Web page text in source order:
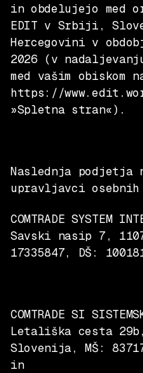
in obdelujejo med
EDIT v Srbiji,
Hercegovini v
2026 (v
med vašim obiskom
https://
»Spletna stran«).
Naslednja podjetja
upravljavci osebnih
COMTRADE SYSTEM
Savski nasip 7,
17335847, DŠ:
COMTRADE SI
Letališka cesta
Slovenija, MŠ:
in